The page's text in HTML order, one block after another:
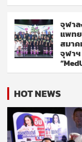
จุฬา
แพท
สมาค
จุฬาฯ
HOT NEWS